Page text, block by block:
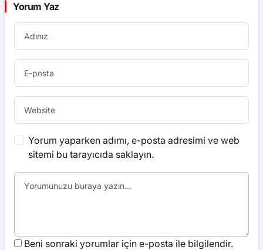
Yorum Yaz
Yorum yaparken adımı, e-posta adresimi ve web
sitemi bu tarayıcıda saklayın.
Beni sonraki yorumlar için e-posta ile bilgilendir.